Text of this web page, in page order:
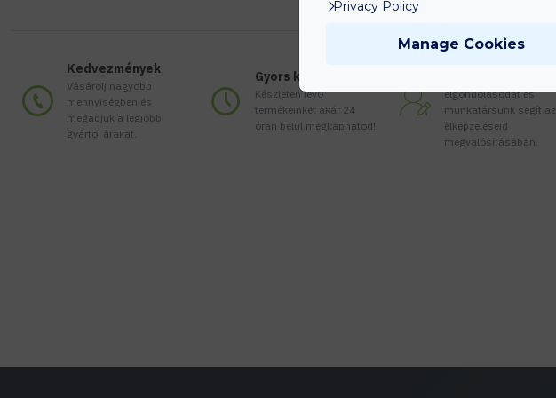
Kedvezmények
Vásárolj nagyobb
mennyiségben és
megadjuk a legjobb
gyártói árakat.
Gyors kiszállítás
Készleten lévő
termékeinket akár 24
órán belül megkaphatod!
elgondolásodat és
munkatársunk segít az
elképzeléseid
megvalósításában.
Privacy Policy
Manage Cookies